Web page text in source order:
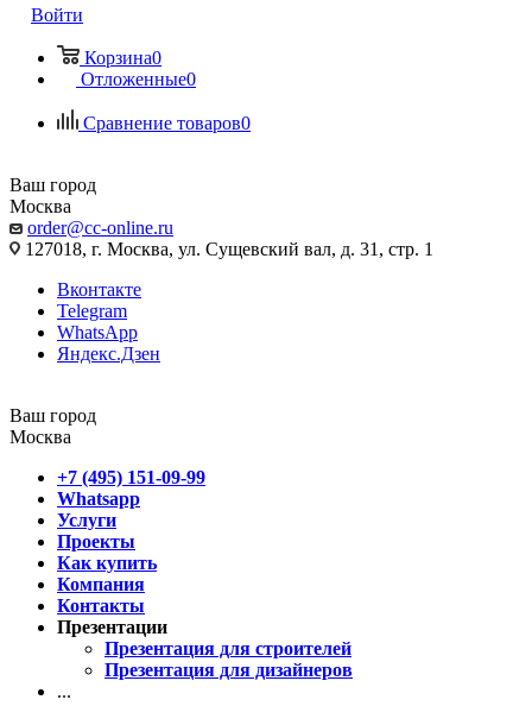
Войти
Корзина0
Отложенные0
Сравнение товаров0
Ваш город
Москва
order@cc-online.ru
127018, г. Москва, ул. Сущевский вал, д. 31, стр. 1
Вконтакте
Telegram
WhatsApp
Яндекс.Дзен
Ваш город
Москва
+7 (495) 151-09-99
Whatsapp
Услуги
Проекты
Как купить
Компания
Контакты
Презентации
Презентация для строителей
Презентация для дизайнеров
...